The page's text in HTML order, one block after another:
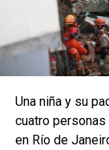
Una niña y su
cuatro
en Río de